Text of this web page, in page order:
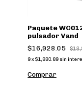
Paquete
pulsador Vand
$16,928.05
9x $1,880.89 sin